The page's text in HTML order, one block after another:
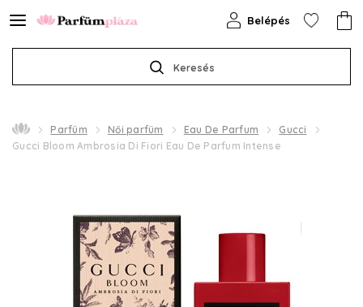
Keresés
Belépés
Parfüm Női parfüm Eau De Parfum
Gucci
Gucci Bloom Ambrosia Di Fiori Eau De Parfum Intense